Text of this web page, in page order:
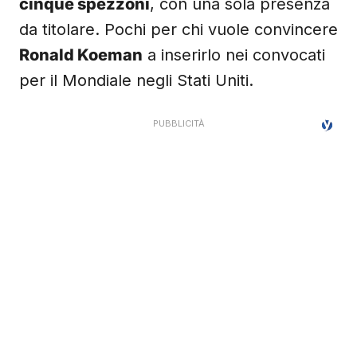
cinque spezzoni, con una sola presenza
da titolare. Pochi per chi vuole convincere
Ronald Koeman a inserirlo nei convocati
per il Mondiale negli Stati Uniti.